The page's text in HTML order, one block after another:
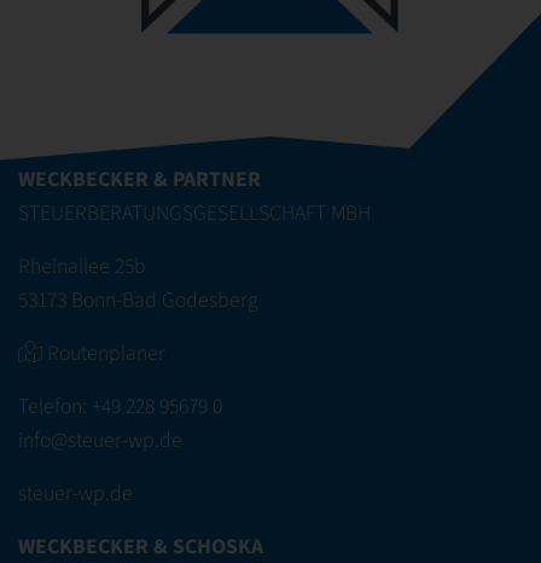
WECKBECKER & PARTNER
STEUERBERATUNGSGESELLSCHAFT MBH
Rheinallee 25b
53173 Bonn-Bad Godesberg
Routenplaner
Telefon: +49 228 95679 0
info@steuer-wp.de
steuer-wp.de
WECKBECKER & SCHOSKA